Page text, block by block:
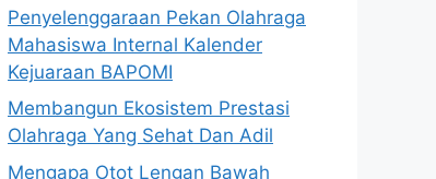
Penyelenggaraan Pekan Olahraga
Mahasiswa Internal Kalender
Kejuaraan BAPOMI
Membangun Ekosistem Prestasi
Olahraga Yang Sehat Dan Adil
Mengapa Otot Lengan Bawah